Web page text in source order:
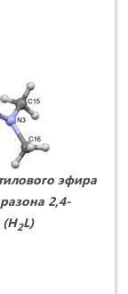
эфира
2,4-
2L)